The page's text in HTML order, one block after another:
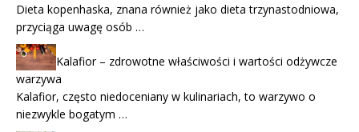
Dieta kopenhaska, znana również jako dieta trzynastodniowa,
przyciąga uwagę osób …
Kalafior – zdrowotne właściwości i wartości odżywcze
warzywa
Kalafior, często niedoceniany w kulinariach, to warzywo o
niezwykle bogatym …